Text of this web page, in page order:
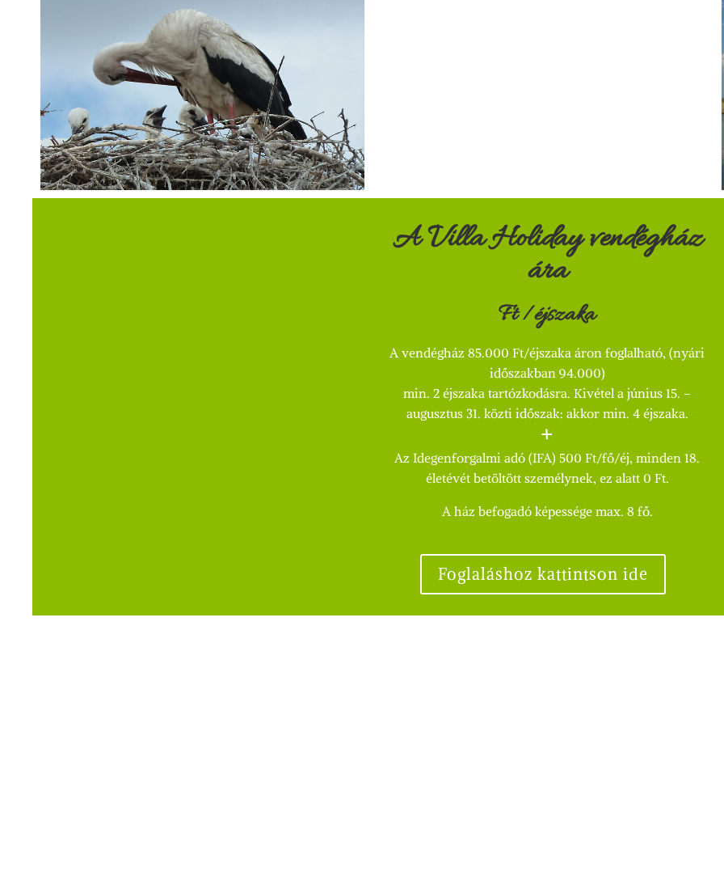
A Villa Holiday vendégház
ára
Ft /éjszaka
A vendégház 85.000 Ft/éjszaka áron foglalható, (nyári
időszakban 94.000)
min. 2 éjszaka tartózkodásra. Kivétel a június 15. –
augusztus 31. közti időszak: akkor min. 4 éjszaka.
+
Az Idegenforgalmi adó (IFA) 500 Ft/fő/éj, minden 18.
életévét betöltött személynek, ez alatt 0 Ft.
A ház befogadó képessége max. 8 fő.
Foglaláshoz kattintson ide